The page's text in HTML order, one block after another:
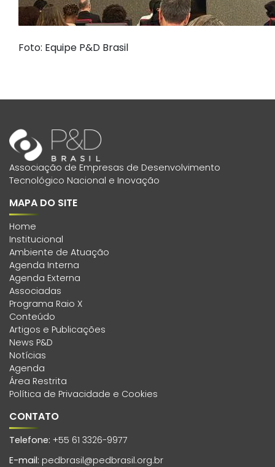
Foto: Equipe P&D Brasil
Associação de Empresas de Desenvolvimento
Tecnológico Nacional e Inovação
MAPA DO SITE
Home
Institucional
Ambiente de Atuação
Agenda Interna
Agenda Externa
Associadas
Programa Raio X
Conteúdo
Artigos e Publicações
News P&D
Notícias
Agenda
Área Restrita
Política de Privacidade e Cookies
CONTATO
Telefone: +55 61 3326-9977
E-mail: pedbrasil@pedbrasil.org.br